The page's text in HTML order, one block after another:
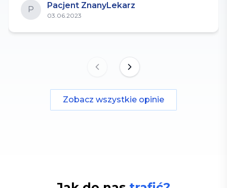
P Pacjent ZnanyLekarz
03.06.2023
Zobacz wszystkie opinie